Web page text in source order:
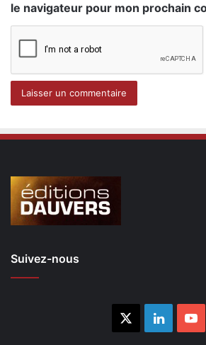
le navigateur pour mon prochain
Suivez-nous
Linkedin